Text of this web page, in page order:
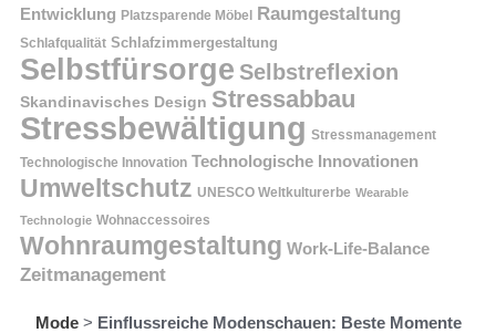
Entwicklung Platzsparende Möbel Raumgestaltung
Schlafqualität Schlafzimmergestaltung
Selbstfürsorge Selbstreflexion
Skandinavisches Design Stressabbau
Stressbewältigung Stressmanagement
Technologische Innovation Technologische Innovationen
Umweltschutz UNESCO Weltkulturerbe Wearable
Technologie Wohnaccessoires
Wohnraumgestaltung Work-Life-Balance
Zeitmanagement
Mode> Einflussreiche Modenschauen: Beste Momente